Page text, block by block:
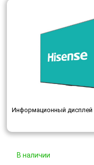
Информационный дисплей
В наличии